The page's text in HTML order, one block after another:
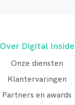
Over Digital Inside
Onze diensten
Klantervaringen
Partners en awards